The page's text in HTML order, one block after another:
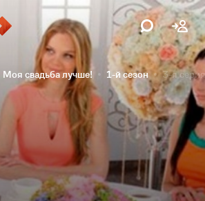
Моя свадьба лучше! 1-й сезон 3-я серия